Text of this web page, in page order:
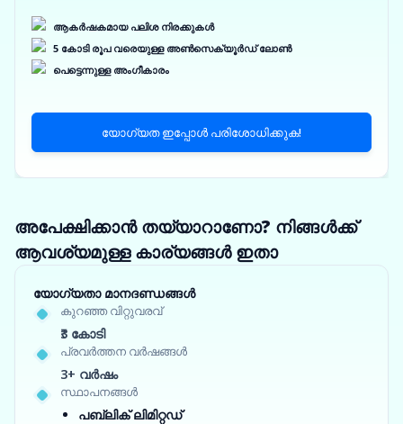
ആകർഷകമായ പലിശ നിരക്കുകൾ
5 കോടി രൂപ വരെയുള്ള അൺസെക്യൂർഡ് ലോൺ
പെട്ടെന്നുള്ള അംഗീകാരം
യോഗ്യത ഇപ്പോൾ പരിശോധിക്കുക!
അപേക്ഷിക്കാൻ തയ്യാറാണോ? നിങ്ങൾക്ക്
ആവശ്യമുള്ള കാര്യങ്ങൾ ഇതാ
യോഗ്യതാ മാനദണ്ഡങ്ങൾ
കുറഞ്ഞ വിറ്റുവരവ്
₹3 കോടി
പ്രവർത്തന വർഷങ്ങൾ
3+ വർഷം
സ്ഥാപനങ്ങൾ
പബ്ലിക് ലിമിറ്റഡ്